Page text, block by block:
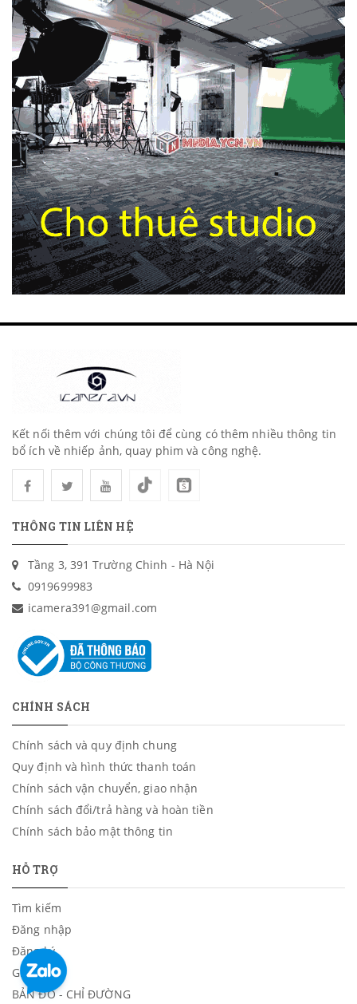
Kết nối thêm với chúng tôi để cùng có thêm nhiều thông tin
bổ ích về nhiếp ảnh, quay phim và công nghệ.
THÔNG TIN LIÊN HỆ
Tầng 3, 391 Trường Chinh - Hà Nội
0919699983
icamera391@gmail.com
CHÍNH SÁCH
Chính sách và quy định chung
Quy định và hình thức thanh toán
Chính sách vận chuyển, giao nhận
Chính sách đổi/trả hàng và hoàn tiền
Chính sách bảo mật thông tin
HỖ TRỢ
Tìm kiếm
Đăng nhập
Đăng ký
Giỏ hàng
BẢN ĐỒ - CHỈ ĐƯỜNG